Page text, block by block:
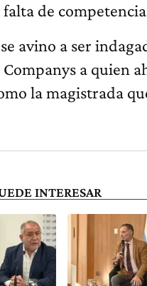
de
avino a ser
a quien
la magistrada
INTERESAR